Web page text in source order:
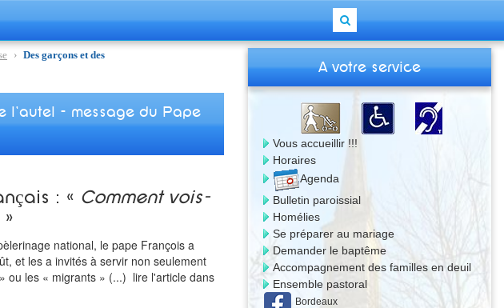
› Des garçons et des
l'autel - message du Pape
: « Comment vois-
»
national, le pape François a
et les a invités à servir non seulement
ou les « migrants » (...) lire l'article dans
A votre service
Vous accueillir !!!
Horaires
Agenda
Bulletin paroissial
Homélies
Se préparer au mariage
Demander le baptême
Accompagnement des familles en deuil
Ensemble pastoral
Bordeaux